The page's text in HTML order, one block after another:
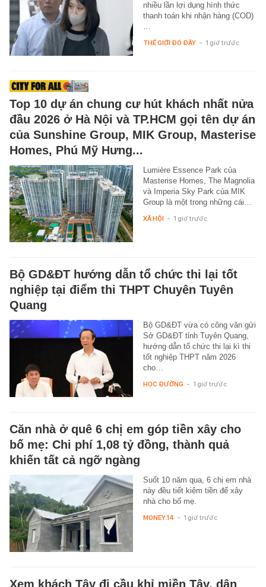
nhiều lần lợi dụng hình thức
thanh toán khi nhận hàng (COD)
…
THẾ GIỚI ĐÓ ĐÂY - 1 giờ trước
Top 10 dự án chung cư hút khách nhất nửa
đầu 2026 ở Hà Nội và TP.HCM gọi tên dự án
của Sunshine Group, MIK Group, Masterise
Homes, Phú Mỹ Hưng...
Lumière Essence Park của
Masterise Homes, The Magnolia
và Imperia Sky Park của MIK
Group là một trong những cái…
XÃ HỘI - 1 giờ trước
Bộ GD&ĐT hướng dẫn tổ chức thi lại tốt
nghiệp tại điểm thi THPT Chuyên Tuyên
Quang
Bộ GD&ĐT vừa có công văn gửi
Sở GD&ĐT tỉnh Tuyên Quang,
hướng dẫn tổ chức thi lại kì thi
tốt nghiệp THPT năm 2026
cho…
HỌC ĐƯỜNG - 1 giờ trước
Căn nhà ở quê 6 chị em góp tiền xây cho
bố mẹ: Chi phí 1,08 tỷ đồng, thành quả
khiến tất cả ngỡ ngàng
Suốt 10 năm qua, 6 chị em nhà
này đều tiết kiệm tiền để xây
nhà cho bố mẹ.
MONEY.14 - 1 giờ trước
Xem khách Tây đi cầu khỉ miền Tây, dân